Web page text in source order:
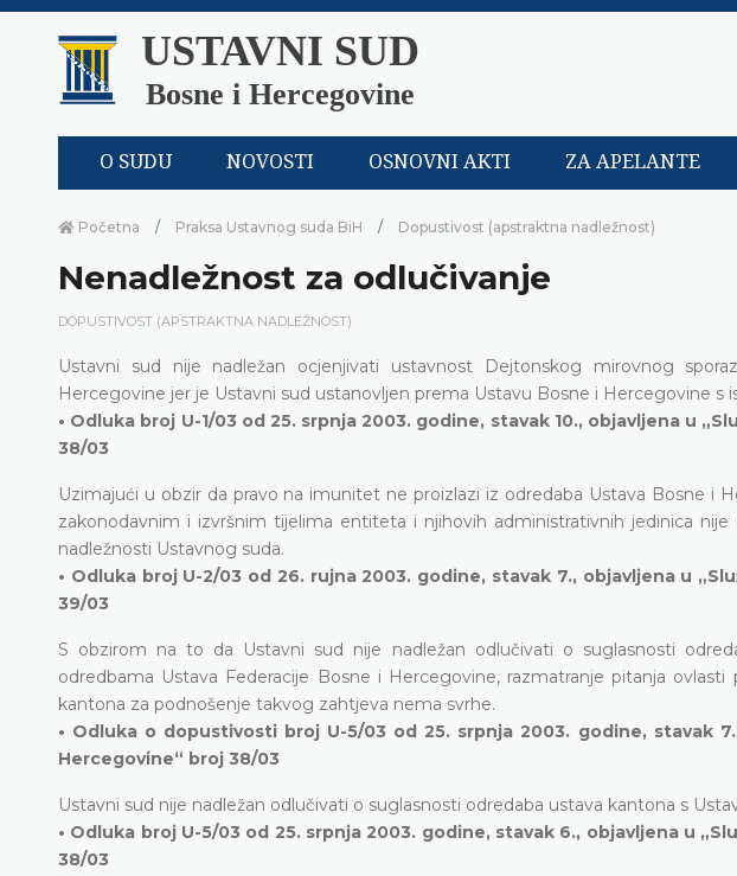
USTAVNI SUD
Bosne i Hercegovine
O SUDU NOVOSTI OSNOVNI AKTI ZA APELANTE
Početna Praksa Ustavnog suda BiH Dopustivost (apstraktna nadležnost)
Nenadležnost za odlučivanje
DOPUSTIVOST (APSTRAKTNA NADLEŽNOST)
Ustavni sud nije nadležan ocjenjivati ustavnost Dejtonskog mirovnog
Hercegovine jer je Ustavni sud ustanovljen prema Ustavu Bosne i Hercegovine s
• Odluka broj U-1/03 od 25. srpnja 2003. godine, stavak 10., objavljena u
38/03
Uzimajući u obzir da pravo na imunitet ne proizlazi iz odredaba Ustava Bosne i
zakonodavnim i izvršnim tijelima entiteta i njihovih administrativnih jedinica
nadležnosti Ustavnog suda.
• Odluka broj U-2/03 od 26. rujna 2003. godine, stavak 7., objavljena u
39/03
S obzirom na to da Ustavni sud nije nadležan odlučivati o suglasnosti
odredbama Ustava Federacije Bosne i Hercegovine, razmatranje pitanja
kantona za podnošenje takvog zahtjeva nema svrhe.
• Odluka o dopustivosti broj U-5/03 od 25. srpnja 2003. godine, stavak
Hercegovine“ broj 38/03
Ustavni sud nije nadležan odlučivati o suglasnosti odredaba ustava kantona s
• Odluka broj U-5/03 od 25. srpnja 2003. godine, stavak 6., objavljena u
38/03